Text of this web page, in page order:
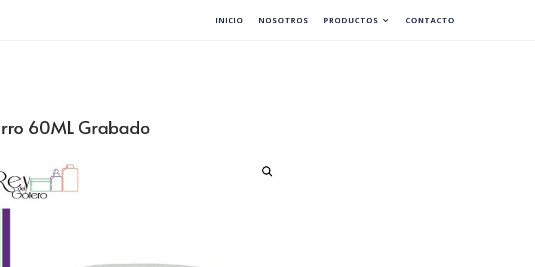
INICIO NOSOTROS PRODUCTOS CONTACTO
60ML Grabado